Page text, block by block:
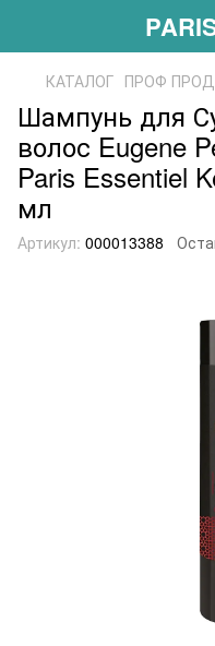
КАТАЛОГ ПРОФ
Шампунь для
волос Eugene
Paris Essentiel
мл
Артикул: 000013388